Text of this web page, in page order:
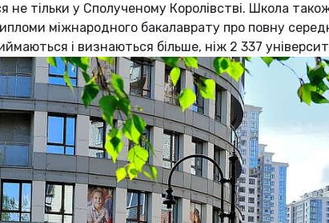
тільки у Сполученому Королівстві. Школа
міжнародного бакалаврату про повну
і визнаються більше, ніж 2 337